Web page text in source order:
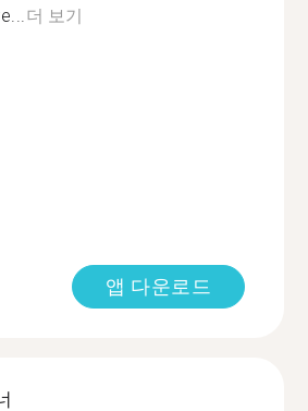
더 보기
앱 다운로드